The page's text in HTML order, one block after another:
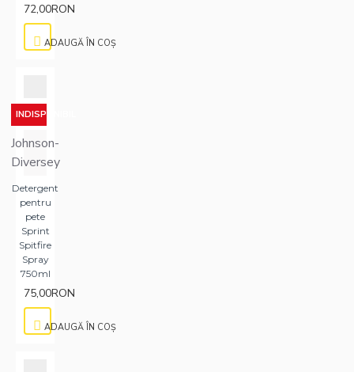
72,00RON
ADAUGĂ ÎN COŞ
INDISPONIBIL
Johnson-
Diversey
Detergent
pentru
pete
Sprint
Spitfire
Spray
750ml
75,00RON
ADAUGĂ ÎN COŞ